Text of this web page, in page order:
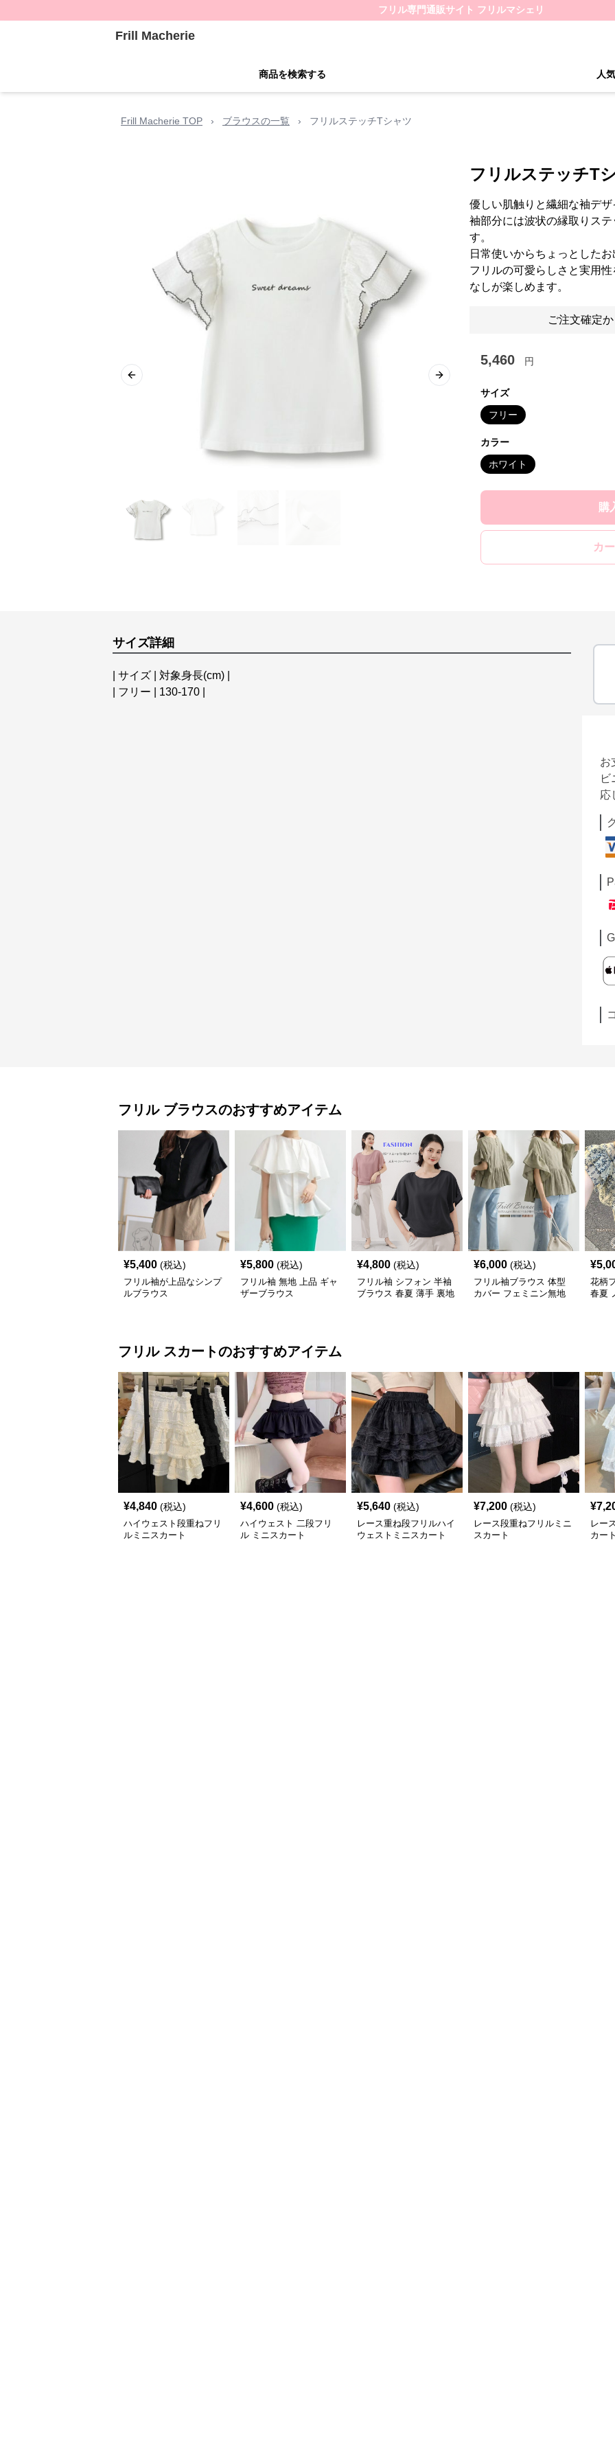
フリル専門通販サイト フリルマシェリ
Frill Macherie
商品を検索する 人
Frill Macherie TOP › ブラウスの一覧 › フリルステッチTシャツ
Previous slide Next slide
フリルステッチT
優しい肌触りと繊細な袖デ
袖部分には波状の縁取りス
す。
日常使いからちょっとした
フリルの可愛らしさと実用
なしが楽しめます。
ご注文確定
5,460 円
サイズ
フリー
カラー
ホワイト
購
カ
サイズ詳細
| サイズ | 対象身長(cm) |
| フリー | 130-170 |
お
ビ
応
フリル ブラウスのおすすめアイテム
¥5,400 (税込)
フリル袖が上品なシンプ
ルブラウス
¥5,800 (税込)
フリル袖 無地 上品 ギャ
ザーブラウス
¥4,800 (税込)
フリル袖 シフォン 半袖
ブラウス 春夏 薄手 裏地
¥6,000 (税込)
フリル袖ブラウス 体型
カバー フェミニン無地
¥
花柄
春夏
フリル スカートのおすすめアイテム
¥4,840 (税込)
ハイウェスト段重ねフリ
ルミニスカート
¥4,600 (税込)
ハイウェスト 二段フリ
ル ミニスカート
¥5,640 (税込)
レース重ね段フリルハイ
ウェストミニスカート
¥7,200 (税込)
レース段重ねフリルミニ
スカート
¥
レー
カー